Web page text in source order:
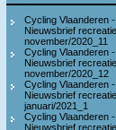
Cycling Vlaanderen -
Nieuwsbrief recreatie
november/2020_11
Cycling Vlaanderen -
Nieuwsbrief recreatie
november/2020_12
Cycling Vlaanderen -
Nieuwsbrief recreatie
januari/2021_1
Cycling Vlaanderen -
Nieuwsbrief recreatie